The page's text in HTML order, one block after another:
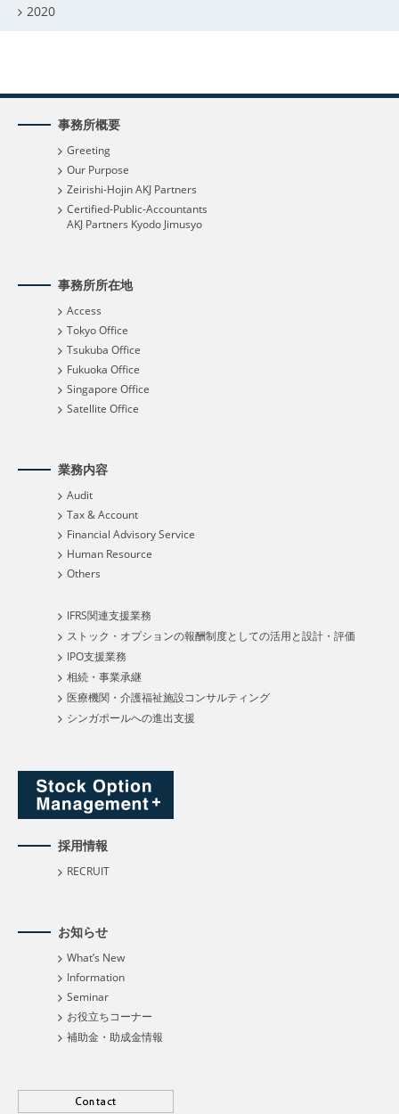
2020
事務所概要
Greeting
Our Purpose
Zeirishi-Hojin AKJ Partners
Certified-Public-Accountants
AKJ Partners Kyodo Jimusyo
事務所所在地
Access
Tokyo Office
Tsukuba Office
Fukuoka Office
Singapore Office
Satellite Office
業務内容
Audit
Tax & Account
Financial Advisory Service
Human Resource
Others
IFRS関連支援業務
ストック・オプションの報酬制度としての活用と設計・評価
IPO支援業務
相続・事業承継
医療機関・介護福祉施設コンサルティング
シンガポールへの進出支援
採用情報
RECRUIT
お知らせ
What’s New
Information
Seminar
お役立ちコーナー
補助金・助成金情報